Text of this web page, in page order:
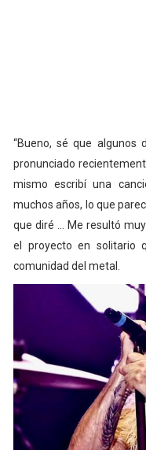
“Bueno, sé que algunos
pronunciado
mismo escribí una
muchos años, lo que
que diré ... Me resultó
el proyecto en solitario
comunidad del metal.